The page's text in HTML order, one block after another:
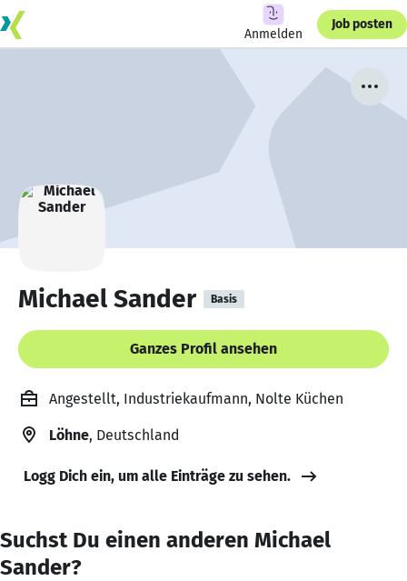
Anmelden
Job posten
Michael Sander Basis
Ganzes Profil ansehen
Angestellt, Industriekaufmann, Nolte Küchen
Löhne, Deutschland
Logg Dich ein, um alle Einträge zu sehen.
Suchst Du einen anderen Michael
Sander?